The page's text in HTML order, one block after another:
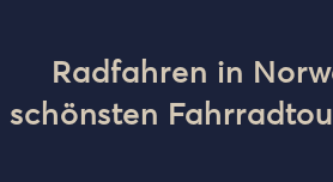
Radfahren in
schönsten